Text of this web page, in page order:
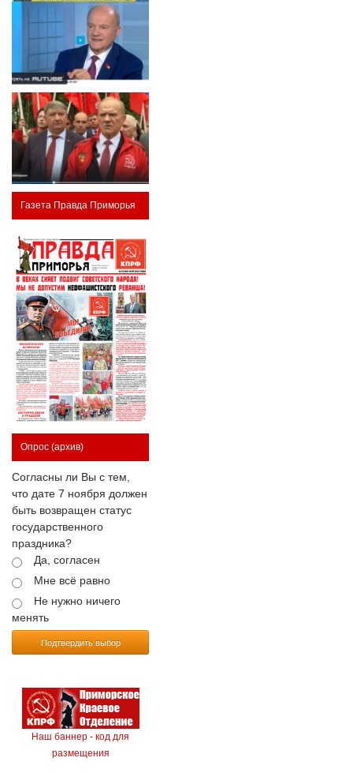
Газета Правда Приморья
Опрос (архив)
Согласны ли Вы с тем,
что дате 7 ноября должен
быть возвращен статус
государственного
праздника?
Да, согласен
Мне всё равно
Не нужно ничего
менять
Подтвердить выбор
Наш баннер - код для
размещения